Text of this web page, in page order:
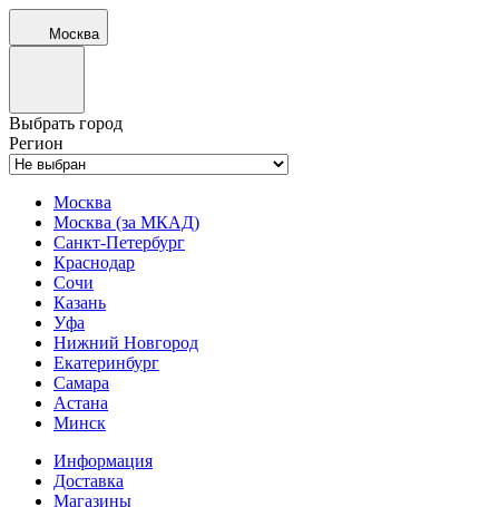
Москва
Выбрать город
Регион
Москва
Москва (за МКАД)
Санкт-Петербург
Краснодар
Сочи
Казань
Уфа
Нижний Новгород
Екатеринбург
Самара
Астана
Минск
Информация
Доставка
Магазины